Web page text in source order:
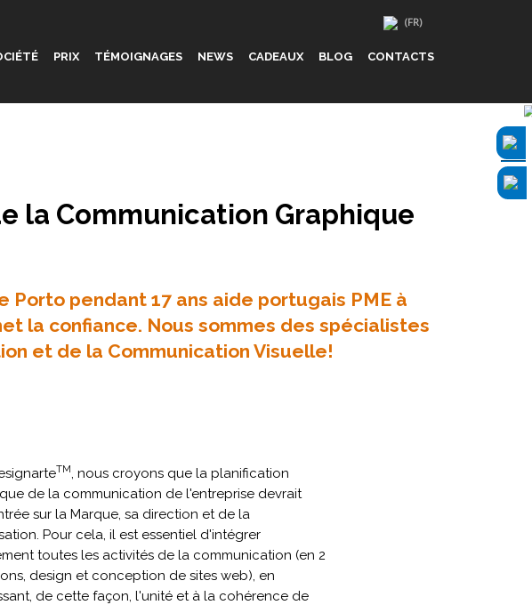
PRIX TÉMOIGNAGES NEWS CADEAUX BLOG CONTACTS
la Communication Graphique
pendant 17 ans aide portugais PME à
la confiance. Nous sommes des spécialistes
et de la Communication Visuelle!
TM, nous croyons que la planification
de la communication de l'entreprise devrait
sur la Marque, sa direction et de la
Pour cela, il est essentiel d'intégrer
toutes les activités de la communication (en 2
design et conception de sites web), en
de cette façon, l'unité et à la cohérence de